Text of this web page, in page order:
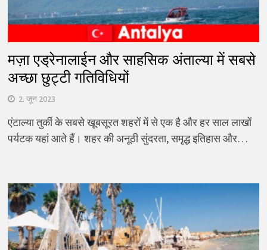
मज़ा एड्रेनालाईन और साहसिक अंताल्या में सबसे
अच्छा छुट्टी गतिविधियों
2. जून 2023
एंटाल्या तुर्की के सबसे खूबसूरत शहरों में से एक है और हर साल लाखों
पर्यटक यहां आते हैं। शहर की अनूठी सुंदरता, समृद्ध इतिहास और…